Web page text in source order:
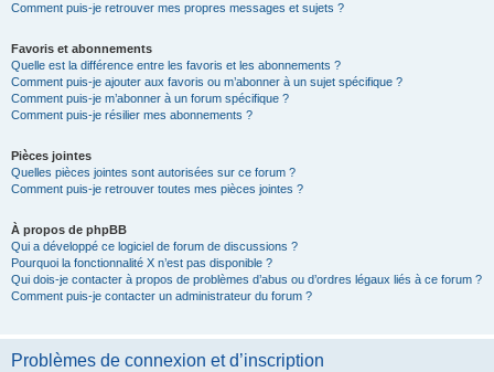
Comment puis-je retrouver mes propres messages et sujets ?
Favoris et abonnements
Quelle est la différence entre les favoris et les abonnements ?
Comment puis-je ajouter aux favoris ou m’abonner à un sujet spécifique ?
Comment puis-je m’abonner à un forum spécifique ?
Comment puis-je résilier mes abonnements ?
Pièces jointes
Quelles pièces jointes sont autorisées sur ce forum ?
Comment puis-je retrouver toutes mes pièces jointes ?
À propos de phpBB
Qui a développé ce logiciel de forum de discussions ?
Pourquoi la fonctionnalité X n’est pas disponible ?
Qui dois-je contacter à propos de problèmes d’abus ou d’ordres légaux liés à ce forum ?
Comment puis-je contacter un administrateur du forum ?
Problèmes de connexion et d’inscription